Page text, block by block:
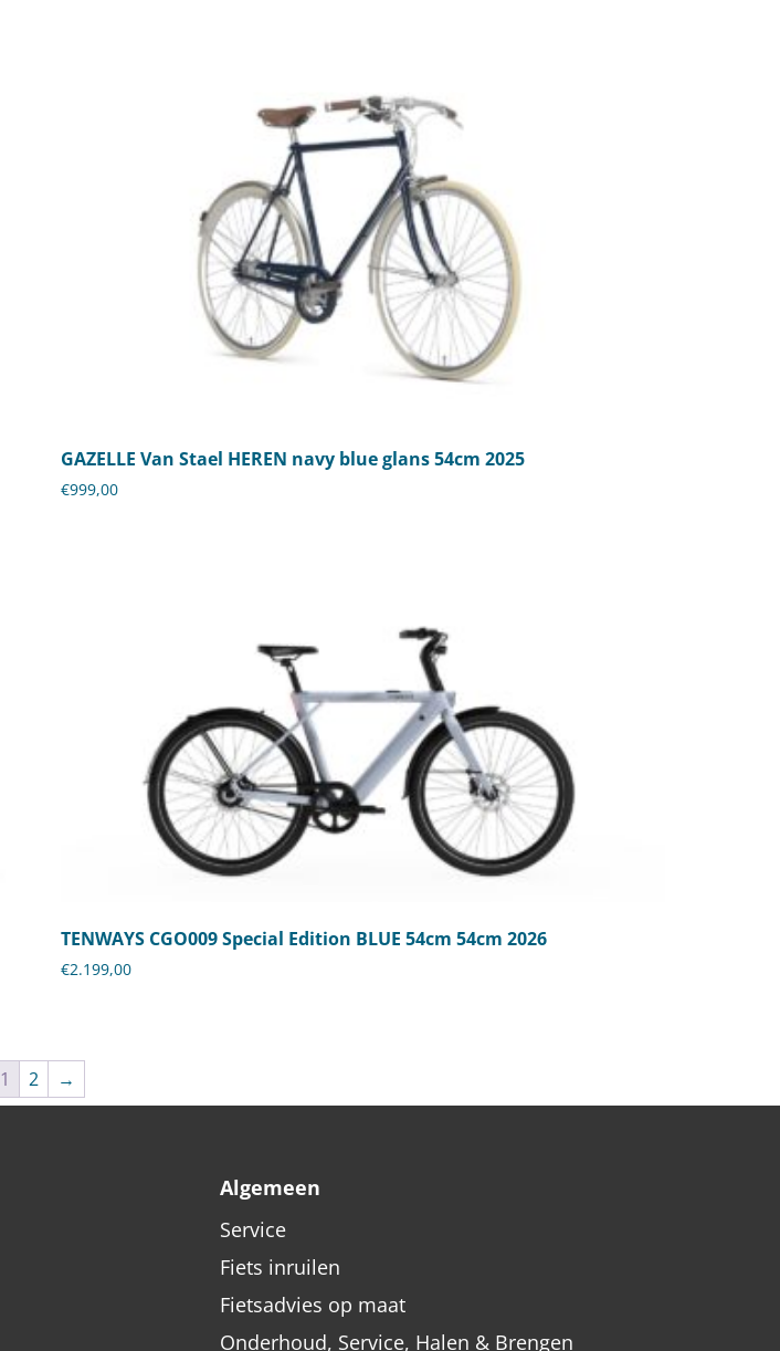
GAZELLE Van Stael HEREN navy blue glans 54cm 2025
€999,00
TENWAYS CGO009 Special Edition BLUE 54cm 54cm 2026
€2.199,00
1 2 →
Algemeen
Service
Fiets inruilen
Fietsadvies op maat
Onderhoud, Service, Halen & Brengen